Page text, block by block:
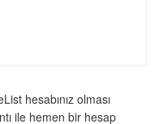
hesabınız olması
ile hemen bir hesap